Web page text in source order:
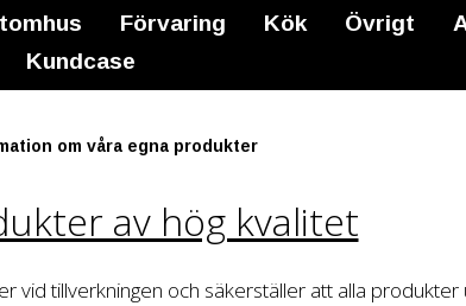
Förvaring Kök Övrigt
Kundcase
om våra egna produkter
av hög kvalitet
vid tillverkningen och säkerställer att alla produkter